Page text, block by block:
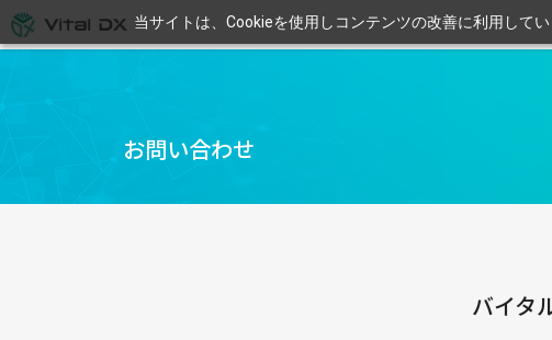
当サイトは、Cookieを使用しコンテンツの改善に利用して
お問い合わせ
バイタ